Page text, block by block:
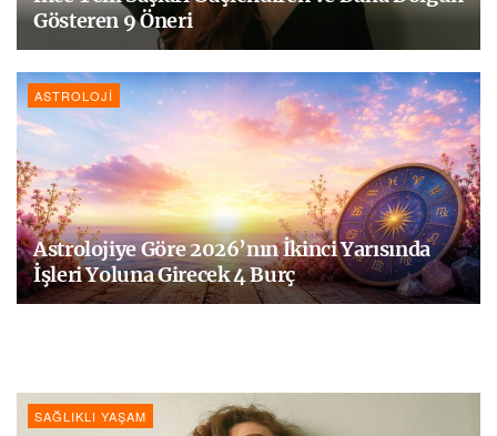
Gösteren 9 Öneri
ASTROLOJI
Astrolojiye Göre 2026’nın İkinci Yarısında
İşleri Yoluna Girecek 4 Burç
SAĞLIKLI YAŞAM